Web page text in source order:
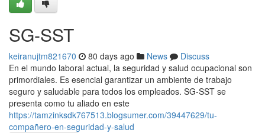
SG-SST
keiranujtm821670 80 days ago News
Discuss
En el mundo laboral actual, la seguridad y salud ocupacional son
primordiales. Es esencial garantizar un ambiente de trabajo
seguro y saludable para todos los empleados. SG-SST se
presenta como tu aliado en este
https://tamzinksdk767513.blogsumer.com/39447629/tu-
compañero-en-seguridad-y-salud